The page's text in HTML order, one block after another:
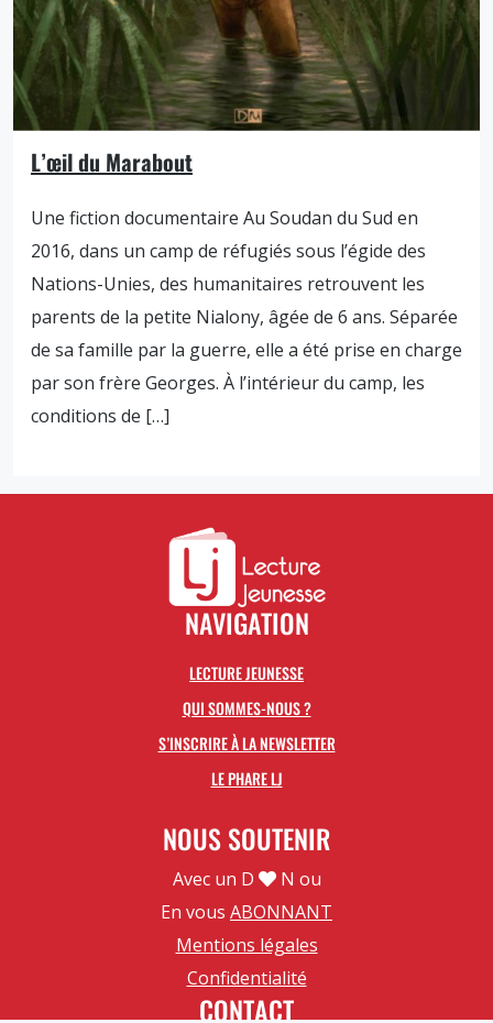
L’œil du Marabout
Une fiction documentaire Au Soudan du Sud en
2016, dans un camp de réfugiés sous l’égide des
Nations-Unies, des humanitaires retrouvent les
parents de la petite Nialony, âgée de 6 ans. Séparée
de sa famille par la guerre, elle a été prise en charge
par son frère Georges. À l’intérieur du camp, les
conditions de […]
NAVIGATION
LECTURE JEUNESSE
QUI SOMMES-NOUS ?
S’INSCRIRE À LA NEWSLETTER
LE PHARE LJ
NOUS SOUTENIR
Avec un D
N ou
En vous ABONNANT
Mentions légales
Confidentialité
CONTACT